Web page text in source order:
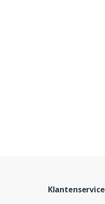
Klantenservice